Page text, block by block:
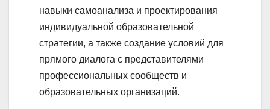
навыки самоанализа и проектирования
индивидуальной образовательной
стратегии, а также создание условий для
прямого диалога с представителями
профессиональных сообществ и
образовательных организаций.